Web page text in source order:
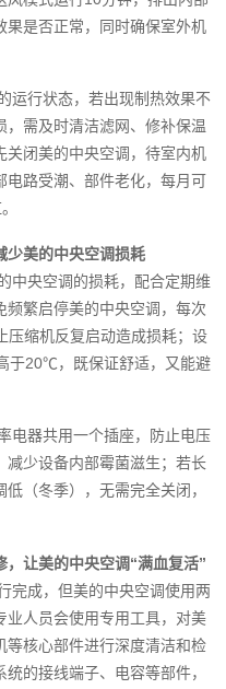
果是否正常，同时确保室外机
运行状态，若出现制热效果不
需及时清洁滤网、修补保温
关闭美的中央空调，待室内机
电路受潮、部件老化，每月可
少美的中央空调损耗
中央空调的损耗，配合定期维
繁启停美的中央空调，每次
压缩机反复启动造成损耗；设
于20℃，既保证舒适，又能避
电器共用一个插座，防止电压
减少设备内部霉菌滋生；若长
（冬季），无需完全关闭，
让美的中央空调“满血复活”
完成，但美的中央空调使用两
业人员会使用专用工具，对美
等核心部件进行深度清洁和检
的接线端子、电容等部件，